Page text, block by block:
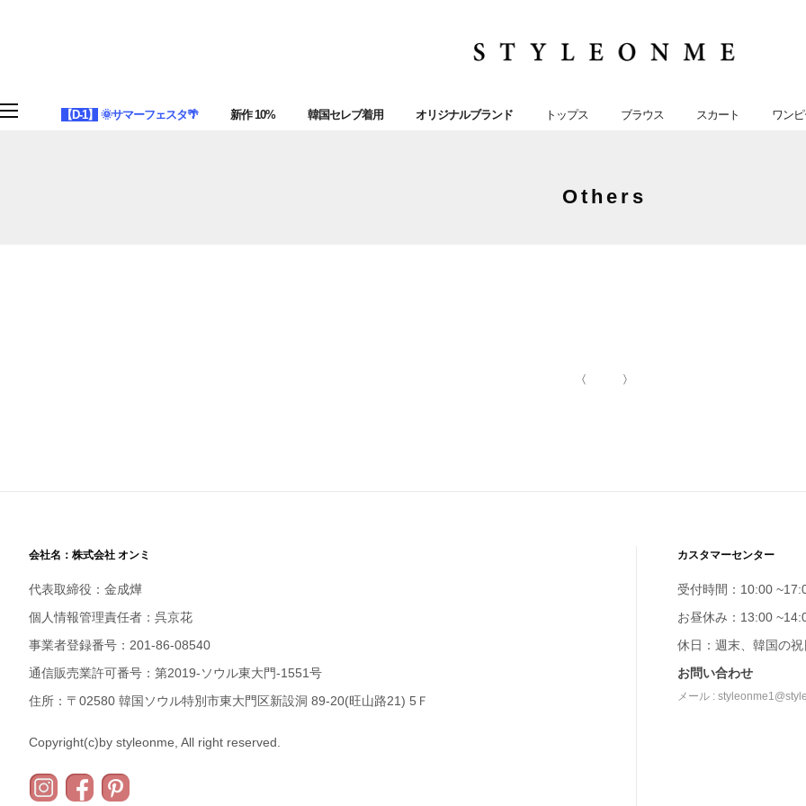
【D-1】 🌞サマーフェスタ🌴 新作 10% 韓国セレブ着用 オリジナルブランド トップス ブラウス スカート ワン
Others
〈 〉
会社名：株式会社 オンミ
代表取締役：金成燁
個人情報管理責任者：呉京花
事業者登録番号：201-86-08540
通信販売業許可番号：第2019-ソウル東大門-1551号
住所：〒02580 韓国ソウル特別市東大門区新設洞 89-20(旺山路21) 5Ｆ
Copyright(c)by styleonme, All right reserved.
カスタマーセンター
受付時間：10:00
お昼休み：13:00
休日：週末、韓国の祝
お問い合わせ
メール :